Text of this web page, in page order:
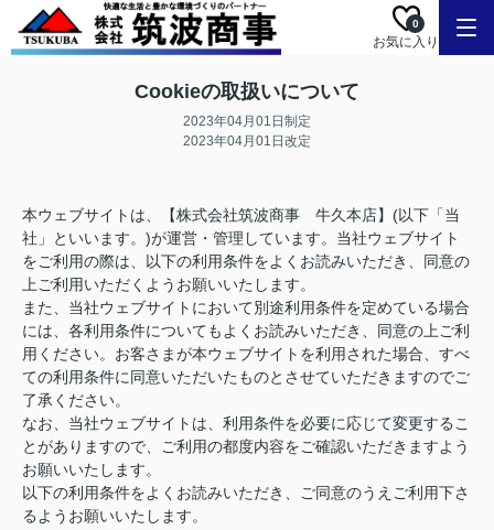
0
お気に入り
Cookieの取扱いについて
2023年04月01日制定
2023年04月01日改定
本ウェブサイトは、【株式会社筑波商事 牛久本店】(以下「当
社」といいます。)が運営・管理しています。当社ウェブサイト
をご利用の際は、以下の利用条件をよくお読みいただき、同意の
上ご利用いただくようお願いいたします。
また、当社ウェブサイトにおいて別途利用条件を定めている場合
には、各利用条件についてもよくお読みいただき、同意の上ご利
用ください。お客さまが本ウェブサイトを利用された場合、すべ
ての利用条件に同意いただいたものとさせていただきますのでご
了承ください。
なお、当社ウェブサイトは、利用条件を必要に応じて変更するこ
とがありますので、ご利用の都度内容をご確認いただきますよう
お願いいたします。
以下の利用条件をよくお読みいただき、ご同意のうえご利用下さ
るようお願いいたします。